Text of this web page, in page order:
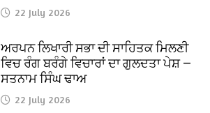
22 July 2026
ਅਰਪਨ ਲਿਖਾਰੀ ਸਭਾ ਦੀ ਸਾਹਿਤਕ ਮਿਲਣੀ
ਵਿਚ ਰੰਗ ਬਰੰਗੇ ਵਿਚਾਰਾਂ ਦਾ ਗੁਲਦਤਾ ਪੇਸ਼ —
ਸਤਨਾਮ ਸਿੰਘ ਢਾਅ
22 July 2026